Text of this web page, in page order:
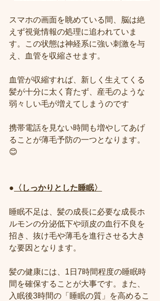
スマホの画面を眺めている間、脳は絶
えず視覚情報の処理に追われていま
す。この状態は神経系に強い刺激を与
え、血管を収縮させます。
血管が収縮すれば、新しく生えてくる
髪が十分に太く育たず、産毛のような
弱々しい毛が増えてしまうのです
携帯電話を見ない時間も増やしてあげ
ることが薄毛予防の一つとなります。
😊
● 〈しっかりとした睡眠〉
睡眠不足は、髪の成長に必要な成長ホ
ルモンの分泌低下や頭皮の血行不良を
招き、抜け毛や薄毛を進行させる大き
な要因となります。
髪の健康には、1日7時間程度の睡眠時
間を確保することが大事です。また、
入眠後3時間の「睡眠の質」を高めるこ